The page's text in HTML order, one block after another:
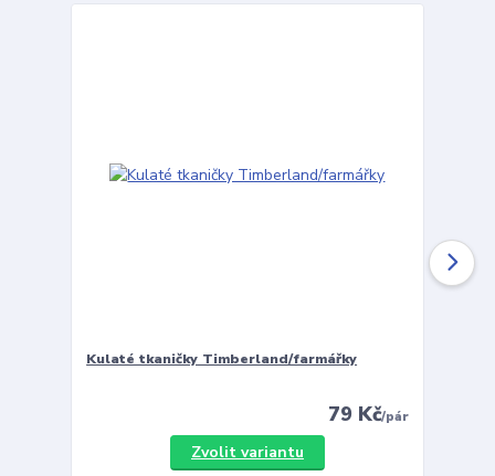
Kulaté tkaničky Timberland/farmářky
79 Kč/pár
Zvolit variantu